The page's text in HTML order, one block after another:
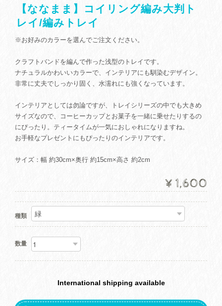
【ななまま】コイリング編み大判ト
レイ/編みトレイ
※お好みのカラーを選んでご注文ください。
クラフトバンドを編んで作った浅型のトレイです。
ナチュラルかわいいカラーで、インテリアにも馴染むデザイン。
非常に丈夫でしっかり固く、水濡れにも強くなっています。
インテリアとしては勿論ですが、トレイシリーズの中でも大きめ
サイズなので、コーヒーカップとお菓子を一緒に乗せたりするの
にぴったり。ティータイムが一気におしゃれになりますね。
お手軽なプレゼントにもぴったりのインテリアです。
サイズ：幅 約30cm×奥行 約15cm×高さ 約2cm
¥1,600
種類
数量
International shipping available